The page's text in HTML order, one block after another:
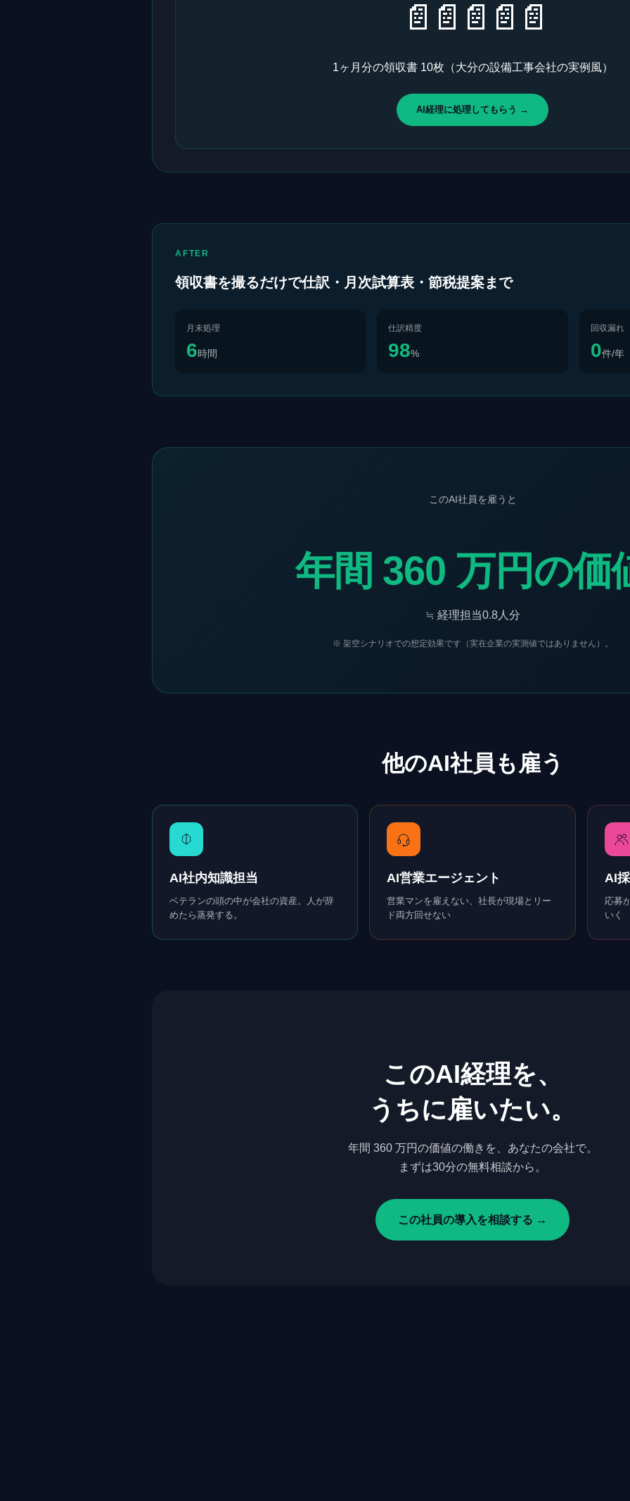
📄 📄 📄 📄 📄
1ヶ月分の領収書 10枚（大分の設備工事会社の実例風）
AI経理に処理してもらう →
AFTER
領収書を撮るだけで仕訳・月次試算表・節税提案まで
月末処理
6時間
仕訳精度
98%
回収漏れ
0件/年
このAI社員を雇うと
年間 360 万円の価
≒ 経理担当0.8人分
※ 架空シナリオでの想定効果です（実在企業の実測値ではありません）。
他のAI社員も雇う
AI社内知識担当
ベテランの頭の中が会社の資産。人が辞
めたら蒸発する。
AI営業エージェント
営業マンを雇えない、社長が現場とリー
ド両方回せない
AI
応募
いく
このAI経理を、
うちに雇いたい。
年間 360 万円の価値の働きを、あなたの会社で。
まずは30分の無料相談から。
この社員の導入を相談する →